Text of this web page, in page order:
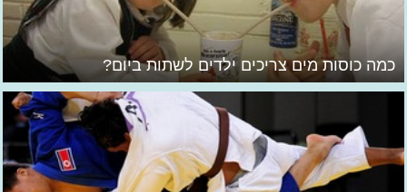
כמה כוסות מים צריכים ילדים לשתות ביום?